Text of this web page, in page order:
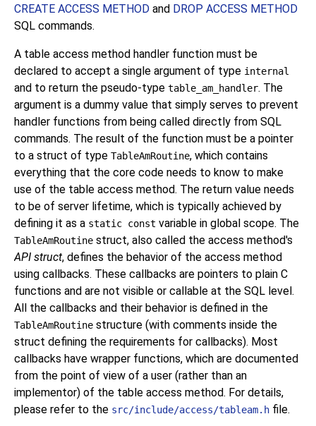
CREATE ACCESS METHOD and DROP ACCESS METHOD
SQL commands.
A table access method handler function must be
declared to accept a single argument of type internal
and to return the pseudo-type table_am_handler. The
argument is a dummy value that simply serves to prevent
handler functions from being called directly from SQL
commands. The result of the function must be a pointer
to a struct of type TableAmRoutine, which contains
everything that the core code needs to know to make
use of the table access method. The return value needs
to be of server lifetime, which is typically achieved by
defining it as a static const variable in global scope. The
TableAmRoutine struct, also called the access method's
API struct, defines the behavior of the access method
using callbacks. These callbacks are pointers to plain C
functions and are not visible or callable at the SQL level.
All the callbacks and their behavior is defined in the
TableAmRoutine structure (with comments inside the
struct defining the requirements for callbacks). Most
callbacks have wrapper functions, which are documented
from the point of view of a user (rather than an
implementor) of the table access method. For details,
please refer to the src/include/access/tableam.h file.